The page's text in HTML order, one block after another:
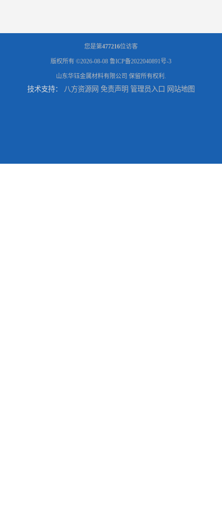
您是第477216位访客
版权所有 ©2026-08-08 鲁ICP备2022040891号-3
山东华钰金属材料有限公司 保留所有权利.
技术支持： 八方资源网 免责声明 管理员入口 网站地图